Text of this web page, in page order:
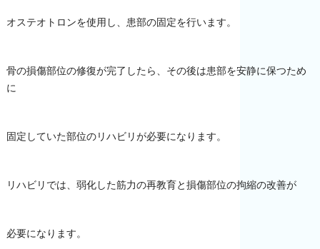
オステオトロンを使用し、患部の固定を行います。
骨の損傷部位の修復が完了したら、その後は患部を安静に保つため
に
固定していた部位のリハビリが必要になります。
リハビリでは、弱化した筋力の再教育と損傷部位の拘縮の改善が
必要になります。